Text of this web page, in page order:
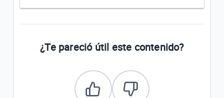
¿Te pareció útil este contenido?